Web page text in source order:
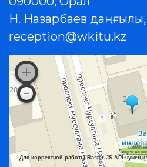
Н. Назарбаев даңғылы,
reception@wkitu.kz
Для корректной работы Raster JS API нужен